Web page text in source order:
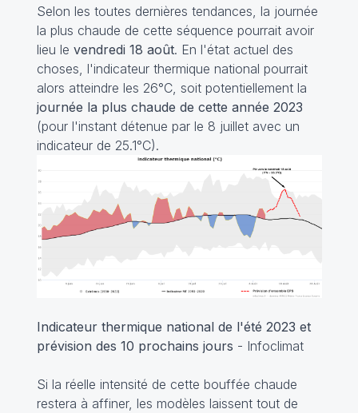
Selon les toutes dernières tendances, la journée
la plus chaude de cette séquence pourrait avoir
lieu le vendredi 18 août. En l'état actuel des
choses, l'indicateur thermique national pourrait
alors atteindre les 26°C, soit potentiellement la
journée la plus chaude de cette année 2023
(pour l'instant détenue par le 8 juillet avec un
indicateur de 25.1°C).
Indicateur thermique national de l'été 2023 et
prévision des 10 prochains jours - Infoclimat
Si la réelle intensité de cette bouffée chaude
restera à affiner, les modèles laissent tout de